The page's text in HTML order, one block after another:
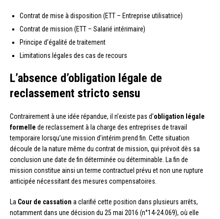
Contrat de mise à disposition (ETT – Entreprise utilisatrice)
Contrat de mission (ETT – Salarié intérimaire)
Principe d’égalité de traitement
Limitations légales des cas de recours
L’absence d’obligation légale de
reclassement stricto sensu
Contrairement à une idée répandue, il n’existe pas d’obligation légale
formelle de reclassement à la charge des entreprises de travail
temporaire lorsqu’une mission d’intérim prend fin. Cette situation
découle de la nature même du contrat de mission, qui prévoit dès sa
conclusion une date de fin déterminée ou déterminable. La fin de
mission constitue ainsi un terme contractuel prévu et non une rupture
anticipée nécessitant des mesures compensatoires.
La Cour de cassation a clarifié cette position dans plusieurs arrêts,
notamment dans une décision du 25 mai 2016 (n°14-24.069), où elle